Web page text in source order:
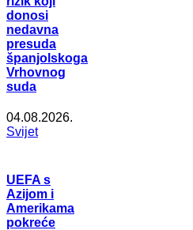
donosi
nedavna
presuda
španjolskoga
Vrhovnog
suda
04.08.2026.
Svijet
UEFA s
Azijom i
Amerikama
pokreće